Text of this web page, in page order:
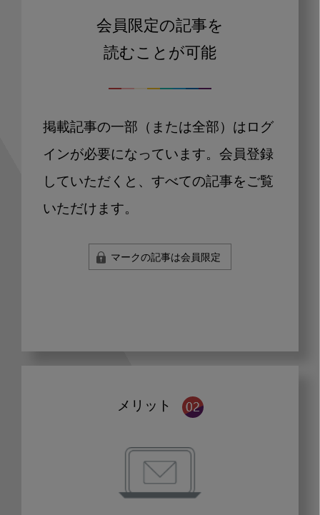
会員限定の記事を
読むことが可能
掲載記事の一部（または全部）はログ
インが必要になっています。会員登録
していただくと、すべての記事をご覧
いただけます。
マークの記事は会員限定
メリット